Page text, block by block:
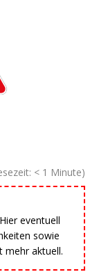
< 1 Minute)
eventuell
sowie
mehr aktuell.